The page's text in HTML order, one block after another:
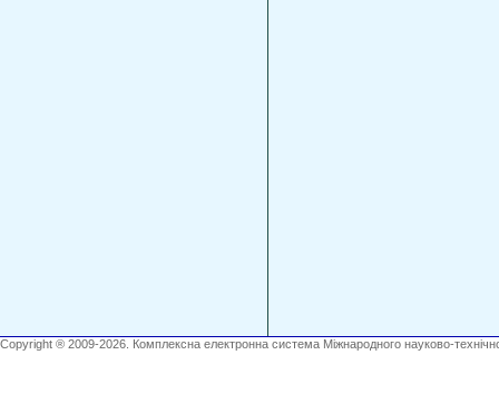
Copyright ® 2009-2026. Комплексна електронна система Міжнародного науково-